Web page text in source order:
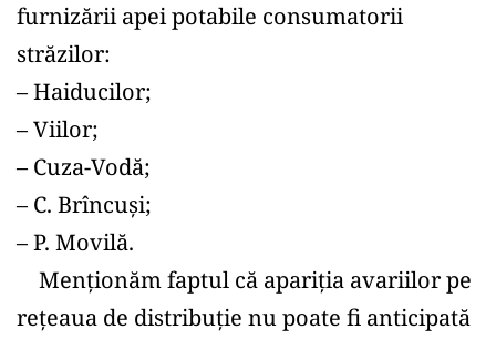
furnizării apei potabile consumatorii
străzilor:
– Haiducilor;
– Viilor;
– Cuza-Vodă;
– C. Brîncuși;
– P. Movilă.
rețeaua de distribuție nu poate fi anticipată